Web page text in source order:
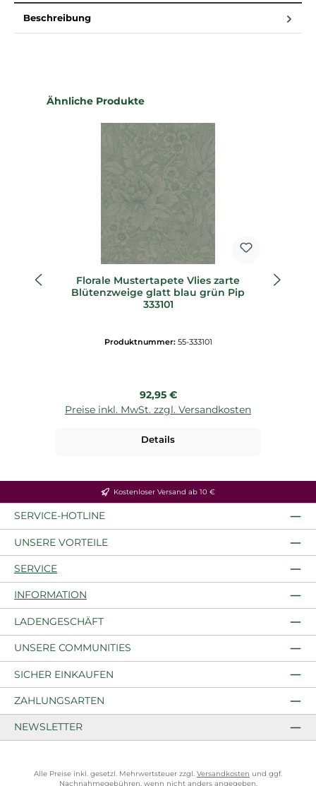
Beschreibung
Produktgalerie überspringen
Ähnliche Produkte
Florale Mustertapete Vlies zarte
Blütenzweige glatt blau grün Pip
333101
Produktnummer: 55-333101
Regulärer Preis:
92,95 €
Preise inkl. MwSt. zzgl. Versandkosten
Details
Kostenloser Versand ab 10 €
SERVICE-HOTLINE
UNSERE VORTEILE
SERVICE
INFORMATION
LADENGESCHÄFT
UNSERE COMMUNITIES
SICHER EINKAUFEN
ZAHLUNGSARTEN
NEWSLETTER
Alle Preise inkl. gesetzl. Mehrwertsteuer zzgl. Versandkosten und ggf.
Nachnahmegebühren, wenn nicht anders angegeben.